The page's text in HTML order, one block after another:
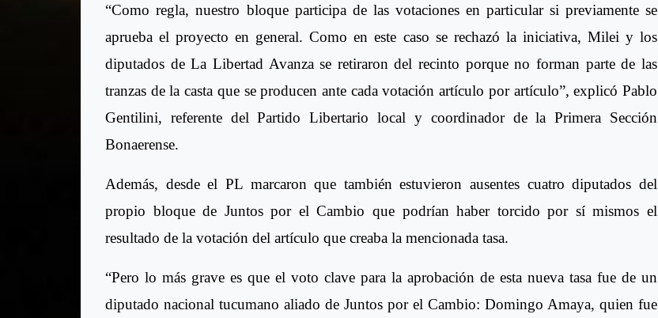
“Como regla, nuestro bloque participa de las votaciones en particular si previamente se
aprueba el proyecto en general. Como en este caso se rechazó la iniciativa, Milei y los
diputados de La Libertad Avanza se retiraron del recinto porque no forman parte de las
tranzas de la casta que se producen ante cada votación artículo por artículo”, explicó Pablo
Gentilini, referente del Partido Libertario local y coordinador de la Primera Sección
Bonaerense.
Además, desde el PL marcaron que también estuvieron ausentes cuatro diputados del
propio bloque de Juntos por el Cambio que podrían haber torcido por sí mismos el
resultado de la votación del artículo que creaba la mencionada tasa.
“Pero lo más grave es que el voto clave para la aprobación de esta nueva tasa fue de un
diputado nacional tucumano aliado de Juntos por el Cambio: Domingo Amaya, quien fue